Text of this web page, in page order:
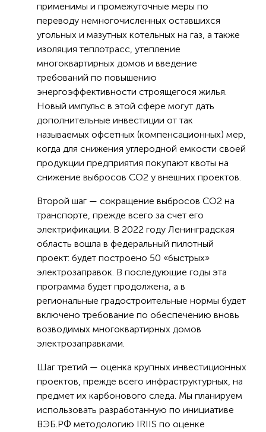
применимы и промежуточные меры по
переводу немногочисленных оставшихся
угольных и мазутных котельных на газ, а также
изоляция теплотрасс, утепление
многоквартирных домов и введение
требований по повышению
энергоэффективности строящегося жилья.
Новый импульс в этой сфере могут дать
дополнительные инвестиции от так
называемых офсетных (компенсационных) мер,
когда для снижения углеродной емкости своей
продукции предприятия покупают квоты на
снижение выбросов CO2 у внешних проектов.
Второй шаг — сокращение выбросов СО2 на
транспорте, прежде всего за счет его
электрификации. В 2022 году Ленинградская
область вошла в федеральный пилотный
проект: будет построено 50 «быстрых»
электрозаправок. В последующие годы эта
программа будет продолжена, а в
региональные градостроительные нормы будет
включено требование по обеспечению вновь
возводимых многоквартирных домов
электрозаправками.
Шаг третий — оценка крупных инвестиционных
проектов, прежде всего инфраструктурных, на
предмет их карбонового следа. Мы планируем
использовать разработанную по инициативе
ВЭБ.РФ методологию IRIIS по оценке